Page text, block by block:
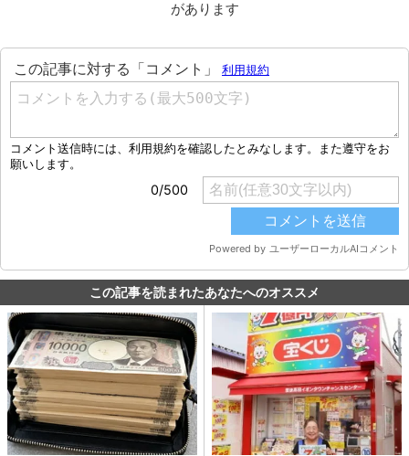
があります
この記事を読まれたあなたへのオススメ